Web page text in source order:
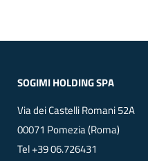
SOGIMI HOLDING SPA
Via dei Castelli Romani 52A
00071 Pomezia (Roma)
Tel+39 06.726431